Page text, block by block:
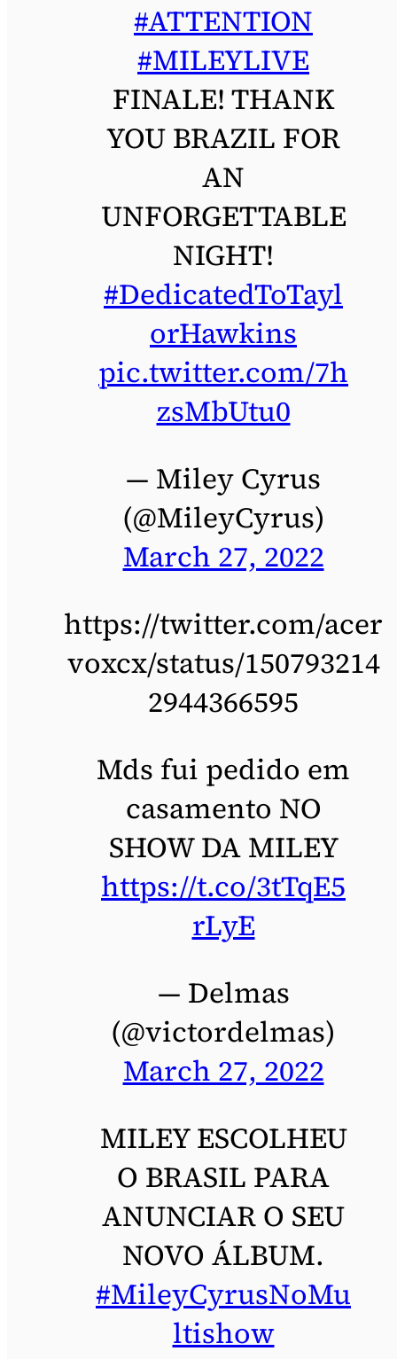
#ATTENTION
#MILEYLIVE
FINALE! THANK
YOU BRAZIL FOR
AN
UNFORGETTABLE
NIGHT!
#DedicatedToTayl
orHawkins
pic.twitter.com/7h
zsMbUtu0
— Miley Cyrus
(@MileyCyrus)
March 27, 2022
https://twitter.com/acer
voxcx/status/150793214
2944366595
Mds fui pedido em
casamento NO
SHOW DA MILEY
https://t.co/3tTqE5
rLyE
— Delmas
(@victordelmas)
March 27, 2022
MILEY ESCOLHEU
O BRASIL PARA
ANUNCIAR O SEU
NOVO ÁLBUM.
#MileyCyrusNoMu
ltishow